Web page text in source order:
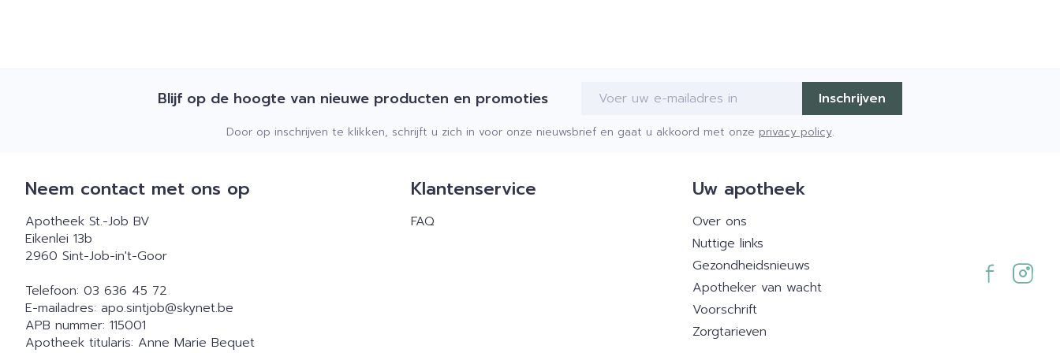
Blijf op de hoogte van nieuwe producten en promoties E-mail adres Inschrijven
Door op inschrijven te klikken, schrijft u zich in voor onze nieuwsbrief en gaat u akkoord met onze privacy policy.
Neem contact met ons op
Apotheek St.-Job BV
Eikenlei 13b
2960 Sint-Job-in't-Goor
Telefoon: 03 636 45 72
E-mailadres: apo.sintjob@skynet.be
APB nummer: 115001
Apotheek titularis: Anne Marie Bequet
Klantenservice
FAQ
Uw apotheek
Over ons
Nuttige links
Gezondheidsnieuws
Apotheker van wacht
Voorschrift
Zorgtarieven